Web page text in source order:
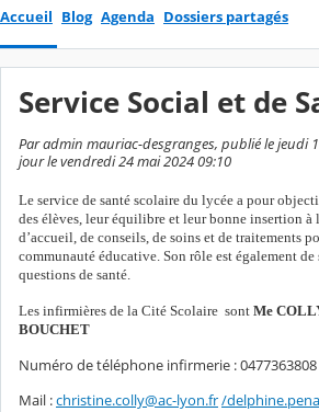
Accueil Blog Agenda Dossiers partagés
Service Social et de
Par admin mauriac-desgranges, publié le jeudi
jour le vendredi 24 mai 2024 09:10
Le service de santé scolaire du lycée a pour
des élèves, leur équilibre et leur bonne insertion à
d’accueil, de conseils, de soins et de traitements
communauté éducative. Son rôle est également
questions de santé.
Les infirmières de la Cité Scolaire sont Me
BOUCHET
Numéro de téléphone infirmerie :
Mail :christine.colly@ac-lyon.fr/